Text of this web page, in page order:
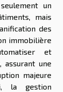
un
mais
des
immobilière
et
une
majeure
la gestion